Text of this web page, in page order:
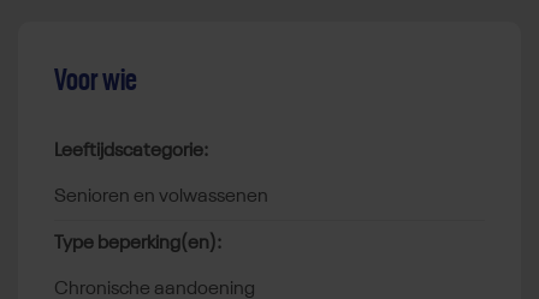
Voor wie
Leeftijdscategorie:
senioren en volwassenen
Type beperking(en):
chronische aandoening